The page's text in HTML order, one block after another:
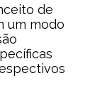
de
um modo